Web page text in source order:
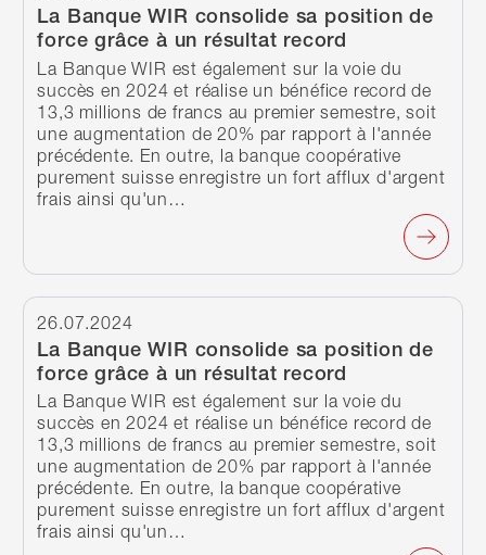
La Banque WIR consolide sa position de
force grâce à un résultat record
La Banque WIR est également sur la voie du
succès en 2024 et réalise un bénéfice record de
13,3 millions de francs au premier semestre, soit
une augmentation de 20% par rapport à l'année
précédente. En outre, la banque coopérative
purement suisse enregistre un fort afflux d'argent
frais ainsi qu'un…
La Banque WIR consolide sa position de
force grâce à un résultat record
26.07.2024
La Banque WIR est également sur la voie du
succès en 2024 et réalise un bénéfice record de
13,3 millions de francs au premier semestre, soit
une augmentation de 20% par rapport à l'année
précédente. En outre, la banque coopérative
purement suisse enregistre un fort afflux d'argent
frais ainsi qu'un…
Continuer à lire